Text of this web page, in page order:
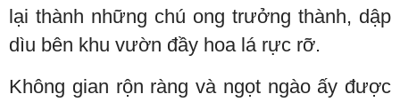
lại thành những chú ong trưởng thành, dập
dìu bên khu vườn đầy hoa lá rực rỡ.
Không gian rộn ràng và ngọt ngào ấy được